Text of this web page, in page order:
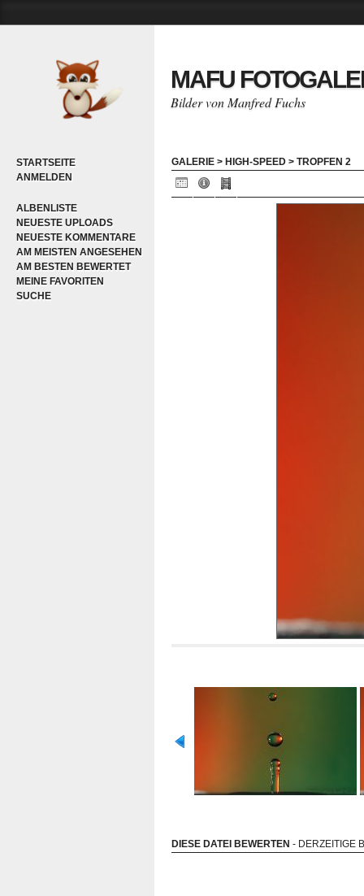
STARTSEITE
ANMELDEN
ALBENLISTE
NEUESTE UPLOADS
NEUESTE KOMMENTARE
AM MEISTEN ANGESEHEN
AM BESTEN BEWERTET
MEINE FAVORITEN
SUCHE
MAFU
Bilder von Manfred Fuchs
GALERIE > HIGH-SPEED > TROPFEN 2
DIESE DATEI BEWERTEN - DERZEITIGE